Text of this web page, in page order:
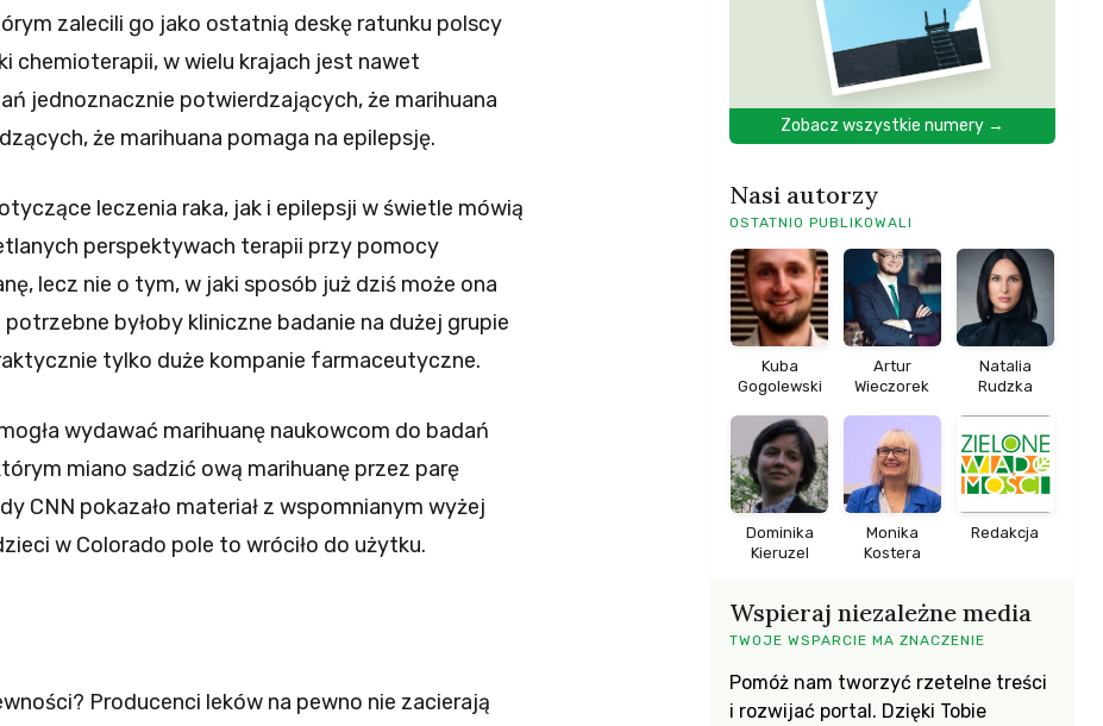
zalecili go jako ostatnią deskę ratunku polscy
chemioterapii, w wielu krajach jest nawet
jednoznacznie potwierdzających, że marihuana
że marihuana pomaga na epilepsję.
leczenia raka, jak i epilepsji w świetle mówią
perspektywach terapii przy pomocy
lecz nie o tym, w jaki sposób już dziś może ona
byłoby kliniczne badanie na dużej grupie
tylko duże kompanie farmaceutyczne.
wydawać marihuanę naukowcom do badań
miano sadzić ową marihuanę przez parę
CNN pokazało materiał z wspomnianym wyżej
w Colorado pole to wróciło do użytku.
Producenci leków na pewno nie zacierają
Zobacz wszystkie numery →
Nasi autorzy
OSTATNIO PUBLIKOWALI
Kuba
Gogolewski
Artur
Wieczorek
Natalia
Rudzka
Dominika
Kieruzel
Monika
Kostera
Redakcja
Wspieraj niezależne media
TWOJE WSPARCIE MA ZNACZENIE
Pomóż nam tworzyć rzetelne treści
i rozwijać portal. Dzięki Tobie